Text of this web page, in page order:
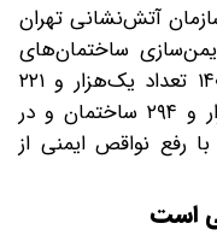
آتش‌نشانی تهران
ساختمان‌های
پرخطر شتاب گرفته است. در سال ۱۴۰۱ تعداد یک‌هزار و ۲۲۱
ساختمان، در سال ۱۴۰۲ تعداد یک‌هزار و ۲۹۴ ساختمان و در
با رفع نواقص ایمنی از